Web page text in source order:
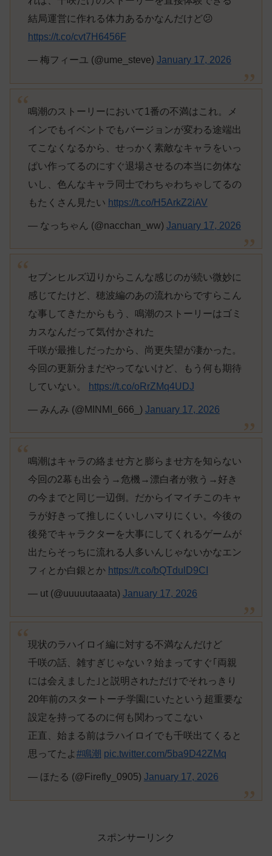
結局運営に作れる体力あるかなんだけど😕
https://t.co/cvt7H6456F
— 梅フィーユ (@ume_steve) January 17, 2026
鳴潮のストーリーにおいて1番の不満はこれ。メ
インでもイベントでもバージョンが変わる途端出
てこなくなるから、せっかく素敵なキャラをいっ
ぱい作ってるのにすぐ退場させるの本当に勿体な
いし、色んなキャラ同士でわちゃわちゃしてるの
もたくさん見たい https://t.co/H5ArkZ2iAV
— なっちゃん (@nacchan_ww) January 17, 2026
セブンヒルズ辺りからこんな感じのが続い微妙に
感じてたけど、穂波編のあの流れからですらこん
な事してきたからもう、鳴潮のストーリーはゴミ
カスなんだって気付かされた
千咲が最推しだったから、尚更失望が凄かった。
今回の更新分まだやってないけど、もう何も期待
していない。
https://t.co/oRrZMq4UDJ
— みんみ (@MINMI_666_) January 17, 2026
鳴潮はキャラの絡ませ方と膨らませ方を知らない
今回の2幕も出会う→危機→漂白者が救う→好き
の今までと同じ一辺倒。だからイマイチこのキャ
ラが好きって推しにくいしハマりにくい。今後の
後発でキャラクターを大事にしてくれるゲームが
出たらそっちに流れる人多いんじゃないかなエン
フィとか白銀とか https://t.co/bQTdulD9CI
— ut (@uuuuutaaata) January 17, 2026
現状のラハイロイ編に対する不満なんだけど
千咲の話、雑すぎじゃない？始まってすぐ｢両親
には会えました｣と説明されただけでそれっきり
20年前のスタートーチ学園にいたという超重要な
設定を持ってるのに何も関わってこない
正直、始まる前はラハイロイでも千咲出てくると
思ってたよ #鳴潮 pic.twitter.com/5ba9D42ZMq
— ほたる (@Firefly_0905) January 17, 2026
スポンサーリンク